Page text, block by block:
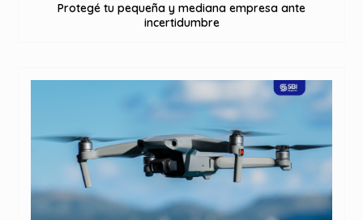
Protegé tu pequeña y mediana empresa ante
incertidumbre